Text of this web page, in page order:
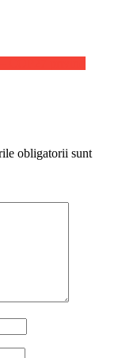
obligatorii sunt